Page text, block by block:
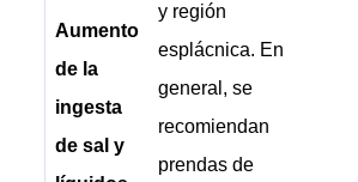
Aumento
de la
ingesta
de sal y
y región
esplácnica. En
general, se
recomiendan
prendas de